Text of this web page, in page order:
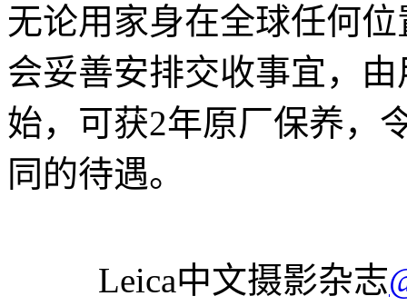
无论用家身在全球任何
会妥善安排交收事宜，
始，可获2年原厂保养，
同的待遇。
Leica中文摄影杂志